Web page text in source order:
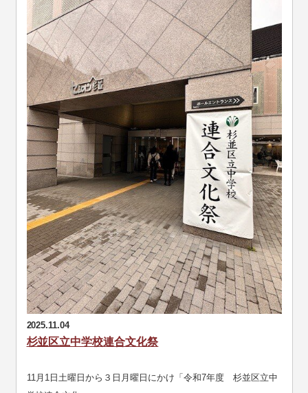
2025.11.04
杉並区立中学校連合文化祭
11月1日土曜日から３日月曜日にかけ「令和7年度 杉並区立中